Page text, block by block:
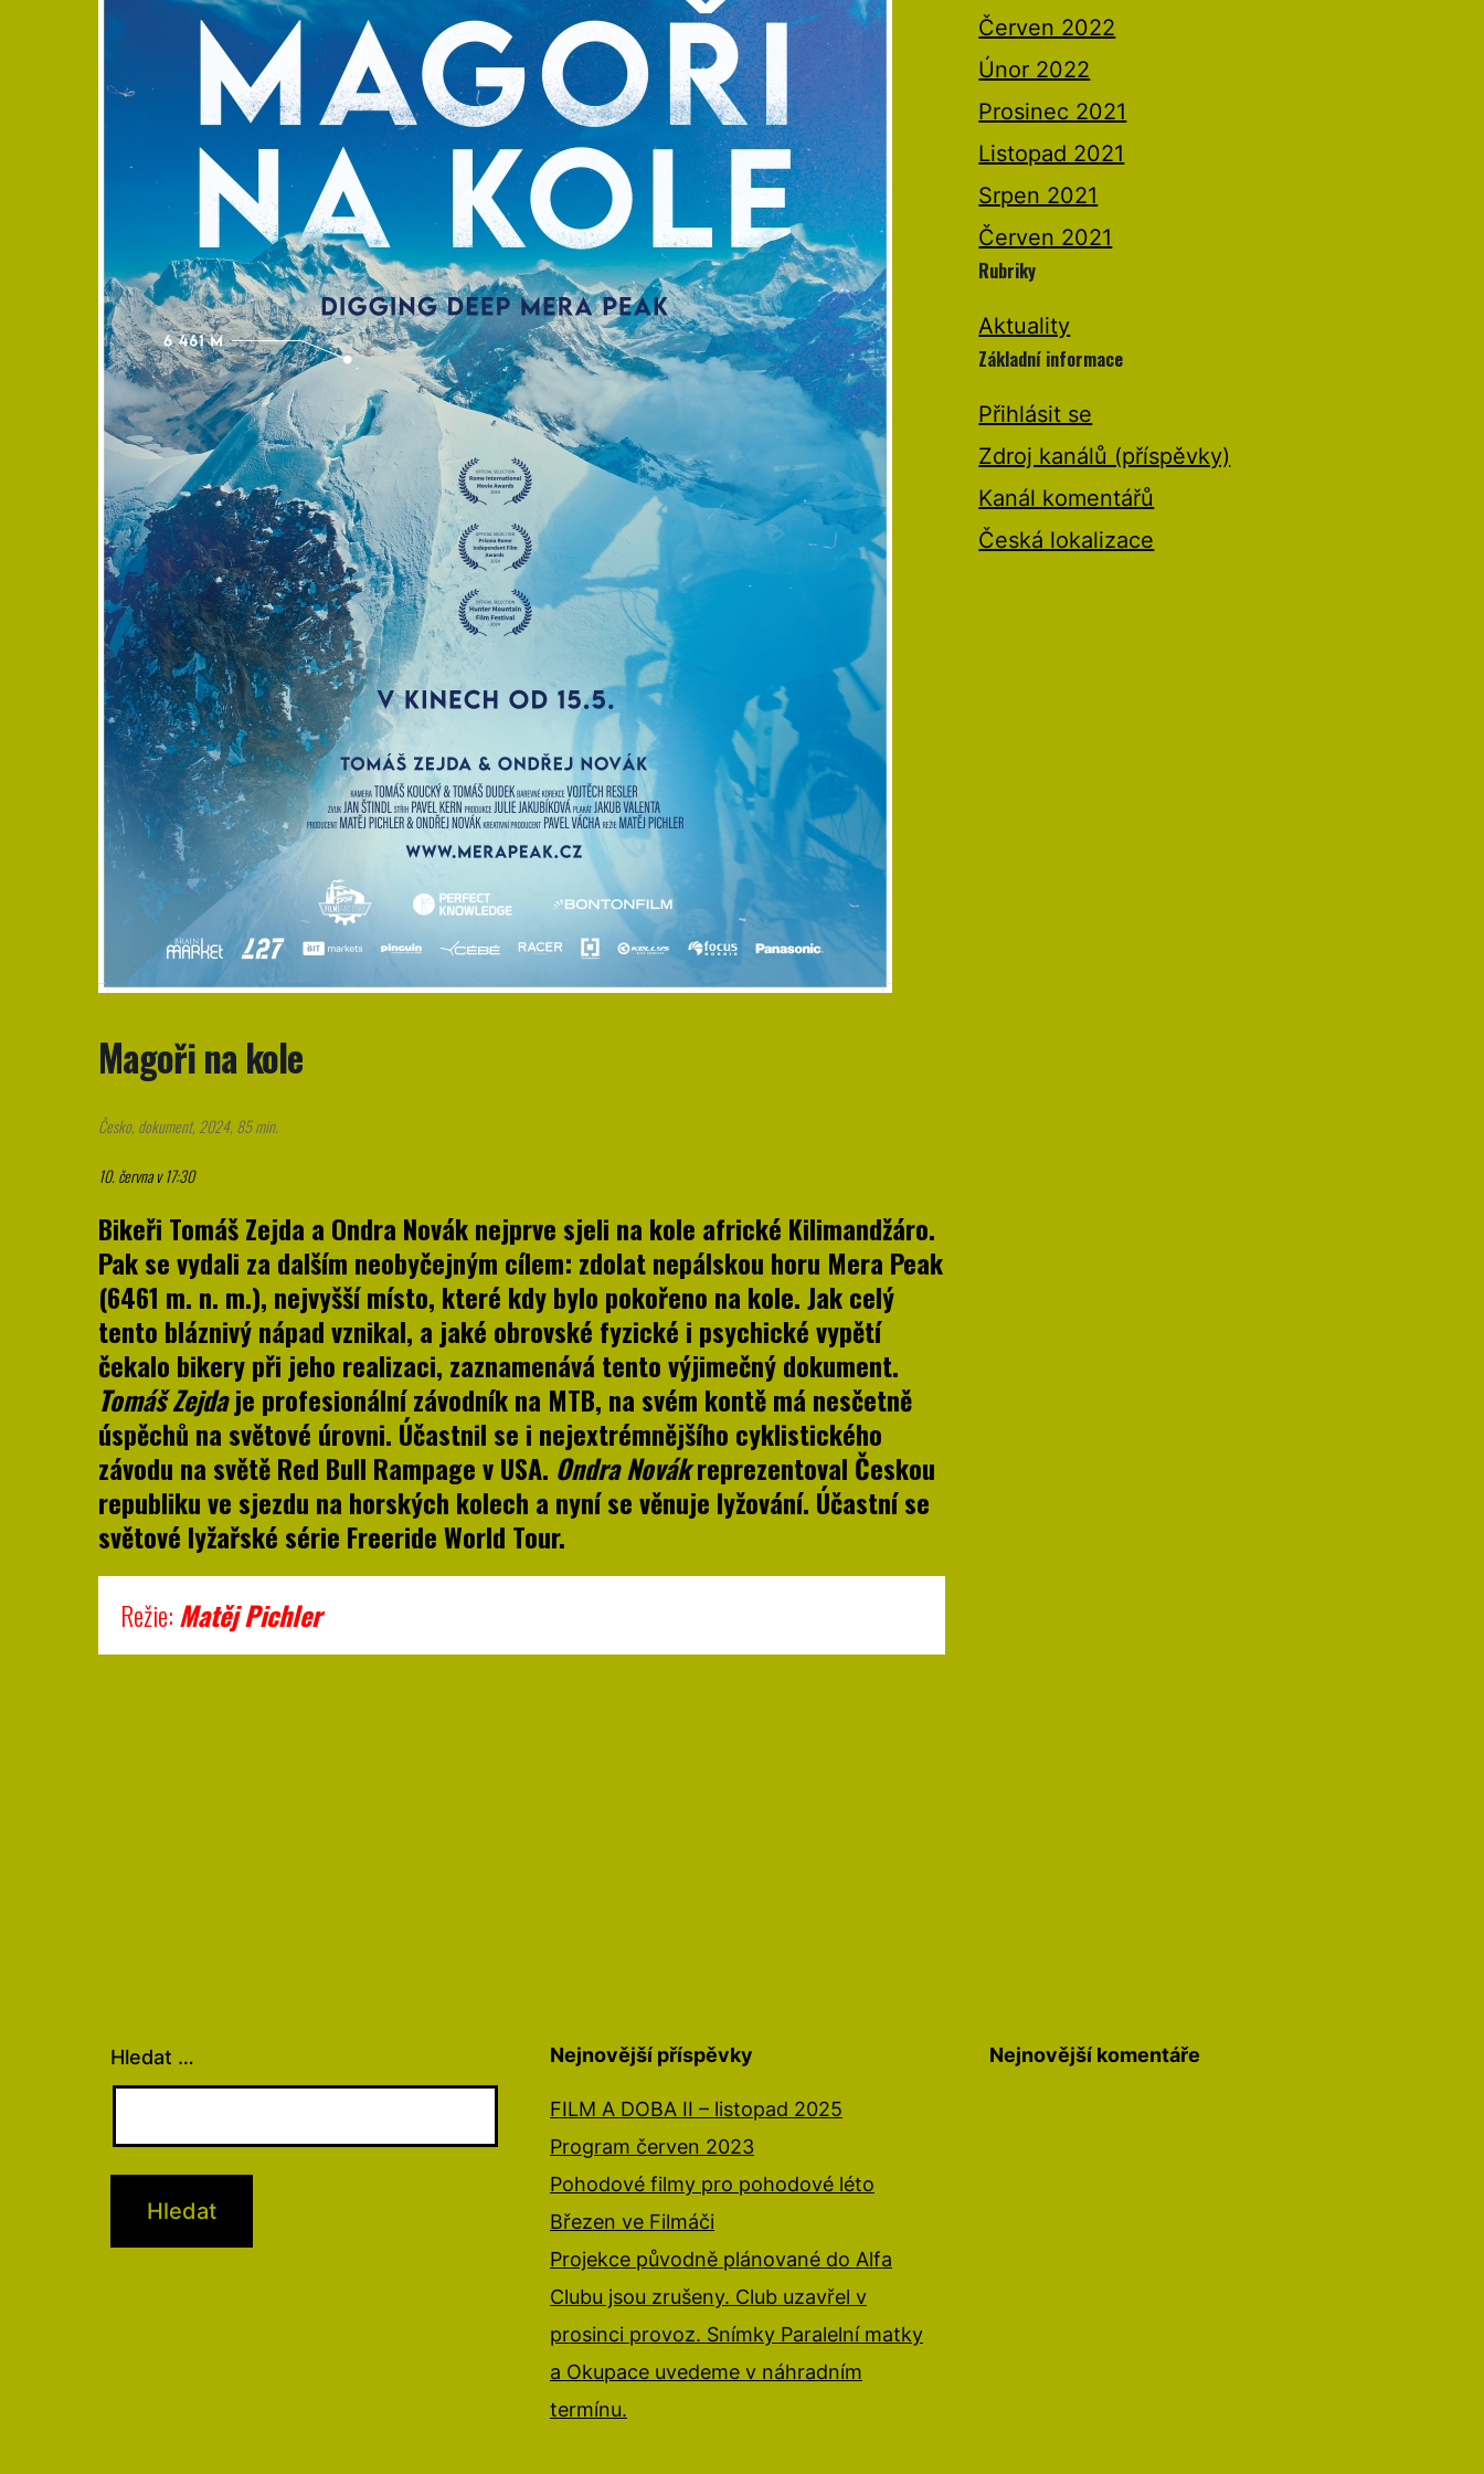
Magoři na kole
Česko, dokument, 2024, 85 min.
10. června v 17:30
Bikeři Tomáš Zejda a Ondra Novák nejprve sjeli na kole africké Kilimandžáro.
Pak se vydali za dalším neobyčejným cílem: zdolat nepálskou horu Mera Peak
(6461 m. n. m.), nejvyšší místo, které kdy bylo pokořeno na kole. Jak celý
tento bláznivý nápad vznikal, a jaké obrovské fyzické i psychické vypětí
čekalo bikery při jeho realizaci, zaznamenává tento výjimečný dokument.
Tomáš Zejdaje profesionální závodník na MTB, na svém kontě má nesčetně
úspěchů na světové úrovni. Účastnil se i nejextrémnějšího cyklistického
závodu na světě Red Bull Rampage v USA. Ondra Novákreprezentoval Českou
republiku ve sjezdu na horských kolech a nyní se věnuje lyžování. Účastní se
světové lyžařské série Freeride World Tour.
Režie:Matěj Pichler
Červen 2022
Únor 2022
Prosinec 2021
Listopad 2021
Srpen 2021
Červen 2021
Rubriky
Aktuality
Základní informace
Přihlásit se
Zdroj kanálů (příspěvky)
Kanál komentářů
Česká lokalizace
Hledat … Nejnovější příspěvky
FILM A DOBA II – listopad 2025
Program červen 2023
Pohodové filmy pro pohodové léto
Březen ve Filmáči
Projekce původně plánované do Alfa
Clubu jsou zrušeny. Club uzavřel v
prosinci provoz. Snímky Paralelní matky
a Okupace uvedeme v náhradním
termínu.
Nejnovější komentáře